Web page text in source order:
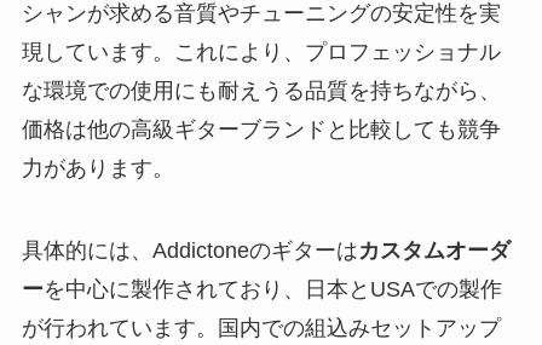
シャンが求める音質やチューニングの安定性を実
現しています。これにより、プロフェッショナル
な環境での使用にも耐えうる品質を持ちながら、
価格は他の高級ギターブランドと比較しても競争
力があります。
具体的には、Addictoneのギターはカスタムオーダ
ーを中心に製作されており、日本とUSAでの製作
が行われています。国内での組込みセットアップ